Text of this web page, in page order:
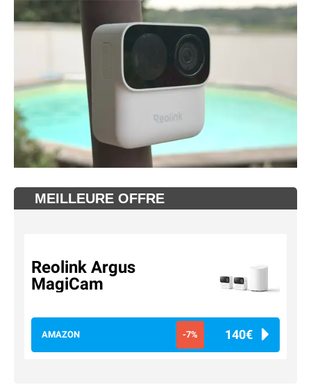
MEILLEURE OFFRE
Reolink Argus
MagiCam
AMAZON -7% 140€